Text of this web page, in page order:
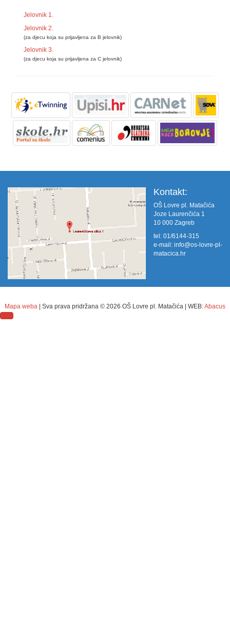
Jelovnik 1.
Jelovnik 2.
(za djecu koja su prijavljena za B jelovnik)
Jelovnik 3.
(za djecu koja su prijavljena za C jelovnik)
Kontakt:
OŠ Lovre pl. Matačića
Joze Laurenčića 1
10 000 Zagreb
tel: 01/6144-315
e-mail: info@os-lovre-pl-
matacica.hr
Mapa weba | Sva prava pridržana © 2026 OŠ Lovre pl. Matačića | WEB:Abacus